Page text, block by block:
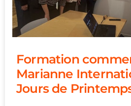
Formation
Marianne
Jours de